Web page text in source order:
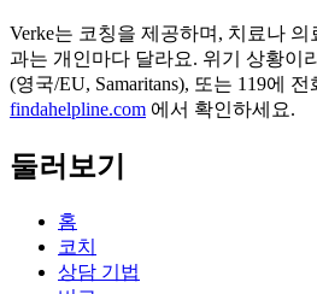
Verke는 코칭을 제공하며, 치료나
과는 개인마다 달라요. 위기 상황이
(영국/EU, Samaritans), 또는 119에
findahelpline.com 에서 확인하세요.
둘러보기
홈
코치
상담 기법